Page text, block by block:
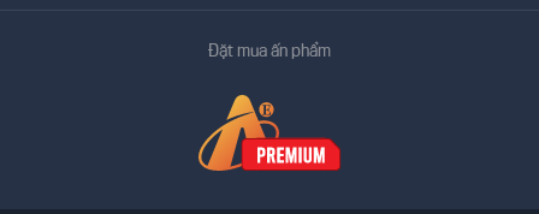
Đặt mua ấn phẩm